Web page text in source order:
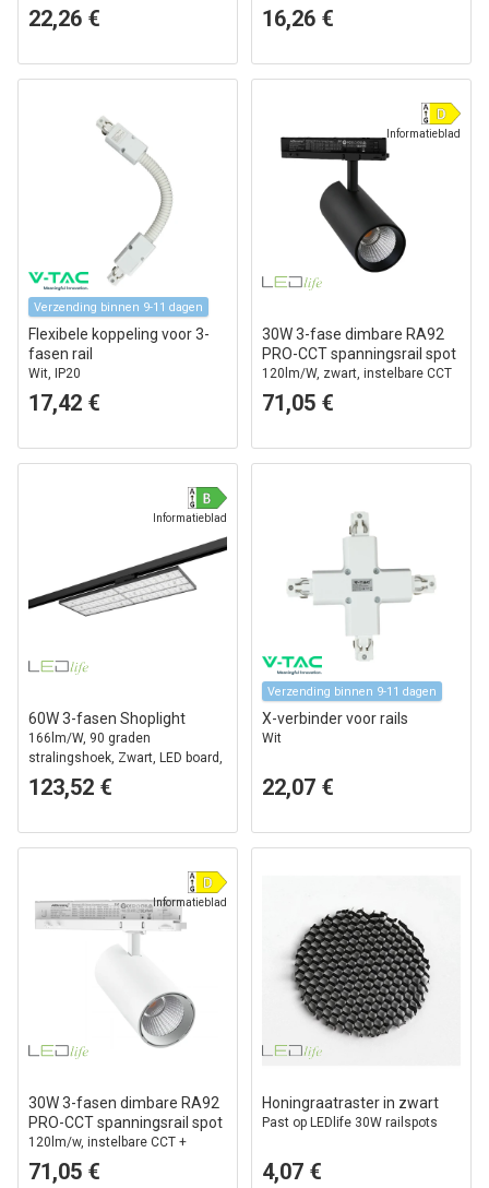
22,26 € 16,26 €
Verzending binnen 9-11 dagen
Flexibele koppeling voor 3-
fasen rail
Wit, IP20
17,42 €
Informatieblad
30W 3-fase dimbare RA92
PRO-CCT spanningsrail spot
120lm/W, zwart, instelbare CCT
+ helderheid, 3900lm, flikkervrij
71,05 €
Informatieblad
60W 3-fasen Shoplight
166lm/W, 90 graden
stralingshoek, Zwart, LED board,
winkelverlichting
123,52 €
Verzending binnen 9-11 dagen
X-verbinder voor rails
Wit
22,07 €
Informatieblad
30W 3-fasen dimbare RA92
PRO-CCT spanningsrail spot
120lm/w, instelbare CCT +
helderheid, 3900lm, flikkervrij
71,05 €
Honingraatraster in zwart
Past op LEDlife 30W railspots
4,07 €